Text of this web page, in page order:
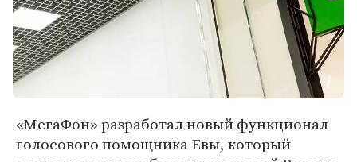
«МегаФон» разработал новый функционал
голосового помощника Евы, который